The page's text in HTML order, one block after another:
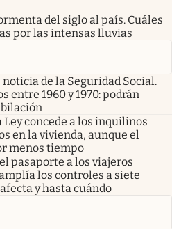
del siglo al país. Cuáles
por las intensas lluvias
de la Seguridad Social.
entre 1960 y 1970: podrán
Ley concede a los inquilinos
en la vivienda, aunque el
menos tiempo
pasaporte a los viajeros
los controles a siete
y hasta cuándo